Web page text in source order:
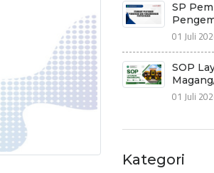
SP
01 Juli
SOP
01 Juli
Kategori